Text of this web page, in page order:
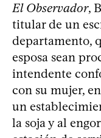
El Observador,
titular de un
departamento,
esposa sean
intendente
con su mujer,
un
la soja y al